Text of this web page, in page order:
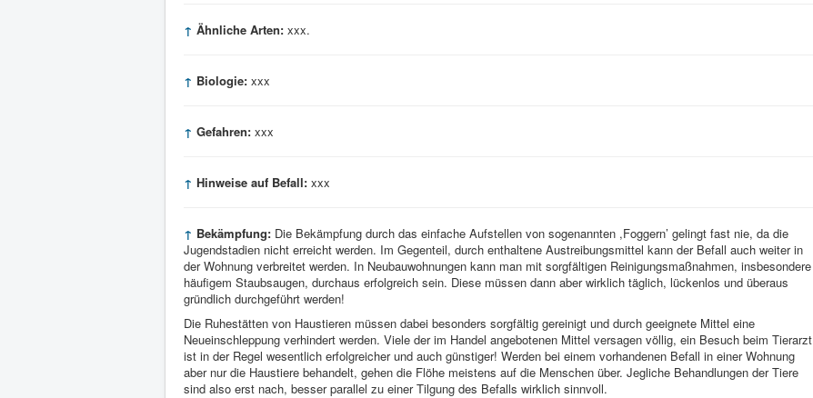
↑ Ähnliche Arten: xxx.
↑ Biologie: xxx
↑ Gefahren: xxx
↑ Hinweise auf Befall: xxx
↑ Bekämpfung: Die Bekämpfung durch das einfache Aufstellen von sogenannten ,Foggern’ gelingt fast nie, da die
Jugendstadien nicht erreicht werden. Im Gegenteil, durch enthaltene Austreibungsmittel kann der Befall auch weiter in
der Wohnung verbreitet werden. In Neubauwohnungen kann man mit sorgfältigen Reinigungsmaßnahmen, insbesondere
häufigem Staubsaugen, durchaus erfolgreich sein. Diese müssen dann aber wirklich täglich, lückenlos und überaus
gründlich durchgeführt werden!
Die Ruhestätten von Haustieren müssen dabei besonders sorgfältig gereinigt und durch geeignete Mittel eine
Neueinschleppung verhindert werden. Viele der im Handel angebotenen Mittel versagen völlig, ein Besuch beim Tierarzt
ist in der Regel wesentlich erfolgreicher und auch günstiger! Werden bei einem vorhandenen Befall in einer Wohnung
aber nur die Haustiere behandelt, gehen die Flöhe meistens auf die Menschen über. Jegliche Behandlungen der Tiere
sind also erst nach, besser parallel zu einer Tilgung des Befalls wirklich sinnvoll.